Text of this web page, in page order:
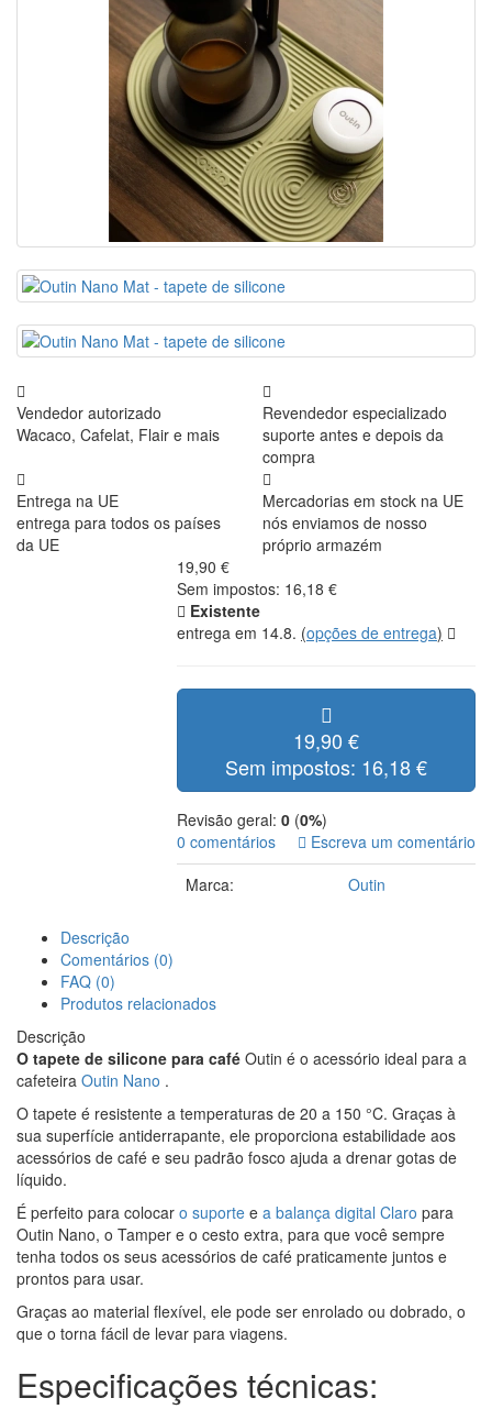
Vendedor autorizado
Wacaco, Cafelat, Flair e mais
Revendedor especializado
suporte antes e depois da
compra
Entrega na UE
entrega para todos os países
da UE
Mercadorias em stock na UE
nós enviamos de nosso
próprio armazém
19,90 €
Sem impostos: 16,18 €
Existente
entrega em 14.8. (opções de entrega)
19,90 €
Sem impostos: 16,18 €
Revisão geral: 0 (0%)
0 comentários
Escreva um comentário
Marca:
Outin
Descrição
Comentários (0)
FAQ (0)
Produtos relacionados
Descrição
O tapete de silicone para café Outin é o acessório ideal para a
cafeteira Outin Nano .
O tapete é resistente a temperaturas de 20 a 150 °C. Graças à
sua superfície antiderrapante, ele proporciona estabilidade aos
acessórios de café e seu padrão fosco ajuda a drenar gotas de
líquido.
É perfeito para colocar o suporte e a balança digital Claro para
Outin Nano, o Tamper e o cesto extra, para que você sempre
tenha todos os seus acessórios de café praticamente juntos e
prontos para usar.
Graças ao material flexível, ele pode ser enrolado ou dobrado, o
que o torna fácil de levar para viagens.
Especificações técnicas: